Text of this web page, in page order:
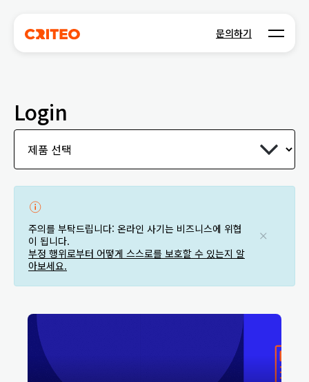
문의하기 Open
Login
주의를 부탁드립니다: 온라인 사기는 비즈니스에 위협
이 됩니다.
부정 행위로부터 어떻게 스스로를 보호할 수 있는지 알
아보세요.